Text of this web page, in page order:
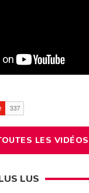
LES VIDÉOS
LUS